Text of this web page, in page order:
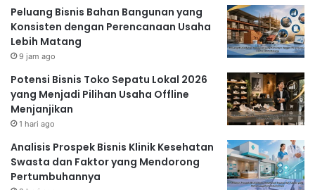
Peluang Bisnis Bahan Bangunan yang
Konsisten dengan Perencanaan Usaha
Lebih Matang
9 jam ago
Potensi Bisnis Toko Sepatu Lokal 2026
yang Menjadi Pilihan Usaha Offline
Menjanjikan
1 hari ago
Analisis Prospek Bisnis Klinik Kesehatan
Swasta dan Faktor yang Mendorong
Pertumbuhannya